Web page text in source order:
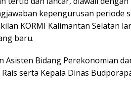
kepengurusan periode
KORMI Kalimantan Selatan
baru.
Bidang Perekonomian
serta Kepala Dinas